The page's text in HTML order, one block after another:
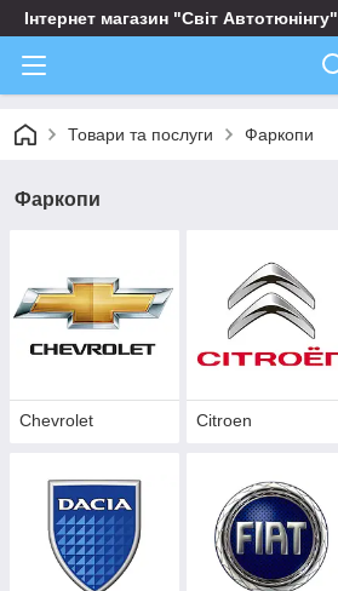
Інтернет магазин "Світ Автотюнінгу"
Товари та послуги Фаркопи
Фаркопи
Chevrolet Citroen